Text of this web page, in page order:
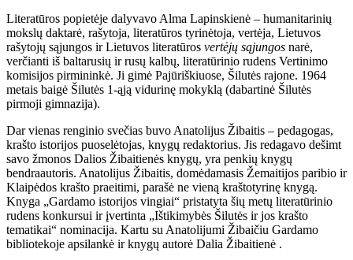
Literatūros popietėje dalyvavo Alma Lapinskienė – humanitarinių
mokslų daktarė, rašytoja, literatūros tyrinėtoja, vertėja, Lietuvos
rašytojų sąjungos ir Lietuvos literatūros vertėjų sąjungos narė,
verčianti iš baltarusių ir rusų kalbų, literatūrinio rudens Vertinimo
komisijos pirmininkė. Ji gimė Pajūriškiuose, Šilutės rajone. 1964
metais baigė Šilutės 1-ąją vidurinę mokyklą (dabartinė Šilutės
pirmoji gimnazija).
Dar vienas renginio svečias buvo Anatolijus Žibaitis – pedagogas,
krašto istorijos puoselėtojas, knygų redaktorius. Jis redagavo dešimt
savo žmonos Dalios Žibaitienės knygų, yra penkių knygų
bendraautoris. Anatolijus Žibaitis, domėdamasis Žemaitijos paribio ir
Klaipėdos krašto praeitimi, parašė ne vieną kraštotyrinę knygą.
Knyga „Gardamo istorijos vingiai“ pristatyta šių metų literatūrinio
rudens konkursui ir įvertinta „Ištikimybės Šilutės ir jos krašto
tematikai“ nominacija. Kartu su Anatolijumi Žibaičiu Gardamo
bibliotekoje apsilankė ir knygų autorė Dalia Žibaitienė .